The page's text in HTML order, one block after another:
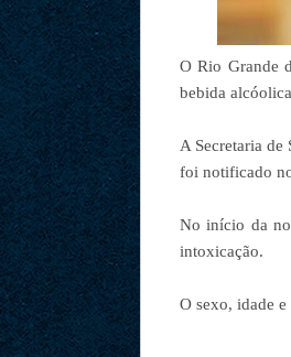
O Rio Grande
bebida
A Secretaria
foi notificado
No início da
intoxicação.
O sexo, idade